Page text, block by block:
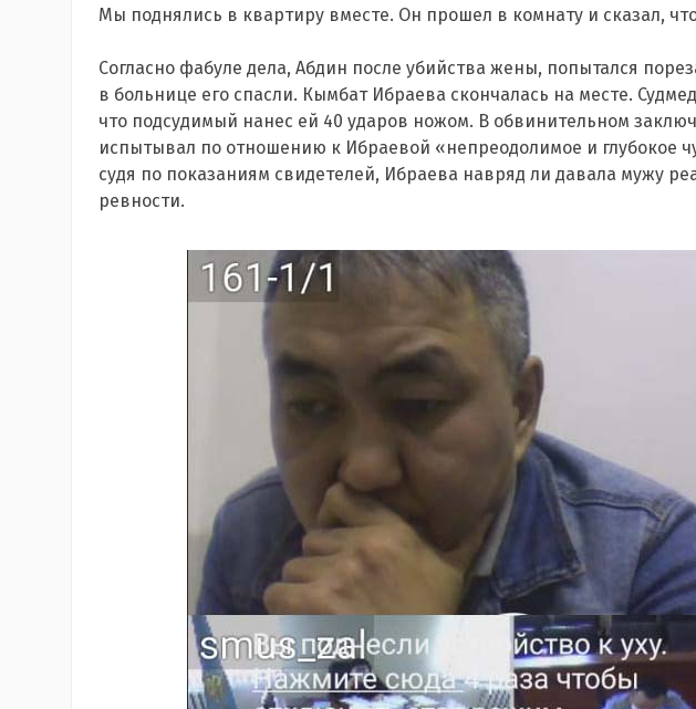
Мы поднялись в квартиру вместе. Он прошел в комнату и сказал,
Согласно фабуле дела, Абдин после убийства жены, попытался
в больнице его спасли. Кымбат Ибраева скончалась на месте.
что подсудимый нанес ей 40 ударов ножом. В обвинительном
испытывал по отношению к Ибраевой «непреодолимое и глубокое
судя по показаниям свидетелей, Ибраева навряд ли давала мужу
ревности.